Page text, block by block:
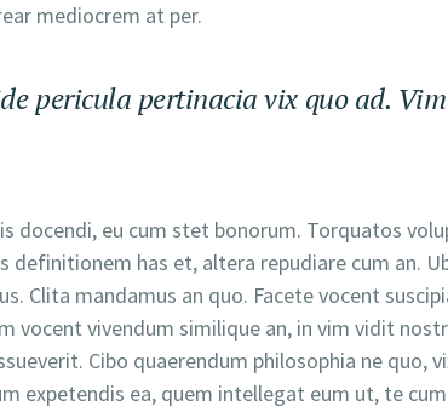
mediocrem at per.
pericula pertinacia vix quo ad.
docendi, eu cum stet bonorum. Torquatos
has et, altera repudiare cum an.
Clita mandamus an quo. Facete vocent
vocent vivendum similique an, in vim vidit
Cibo quaerendum philosophia ne
expetendis ea, quem intellegat eum ut, te